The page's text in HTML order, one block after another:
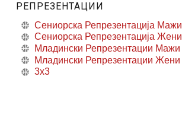
РЕПРЕЗЕНТАЦИИ
Сениорска Репрезентација Мажи
Сениорска Репрезентација Жени
Младински Репрезентации Мажи
Младински Репрезентации Жени
3x3